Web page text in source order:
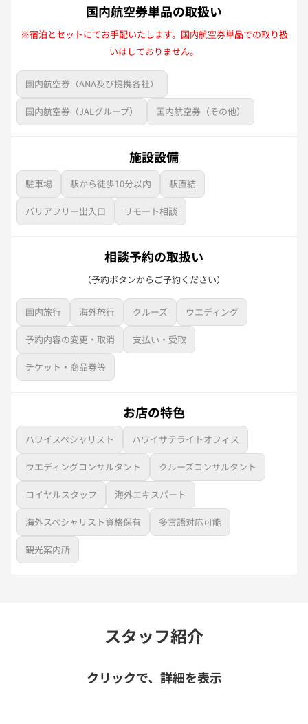
国内航空券単品の取扱い
※宿泊とセットにてお手配いたします。国内航空券単品での取り扱
いはしておりません。
国内航空券（ANA及び提携各社）
国内航空券（JALグループ） 国内航空券（その他）
施設設備
駐車場 駅から徒歩10分以内 駅直結
バリアフリー出入口 リモート相談
相談予約の取扱い
（予約ボタンからご予約ください）
国内旅行 海外旅行 クルーズ ウエディング
予約内容の変更・取消 支払い・受取
チケット・商品券等
お店の特色
ハワイスペシャリスト ハワイサテライトオフィス
ウエディングコンサルタント クルーズコンサルタント
ロイヤルスタッフ 海外エキスパート
海外スペシャリスト資格保有 多言語対応可能
観光案内所
スタッフ紹介
クリックで、詳細を表示